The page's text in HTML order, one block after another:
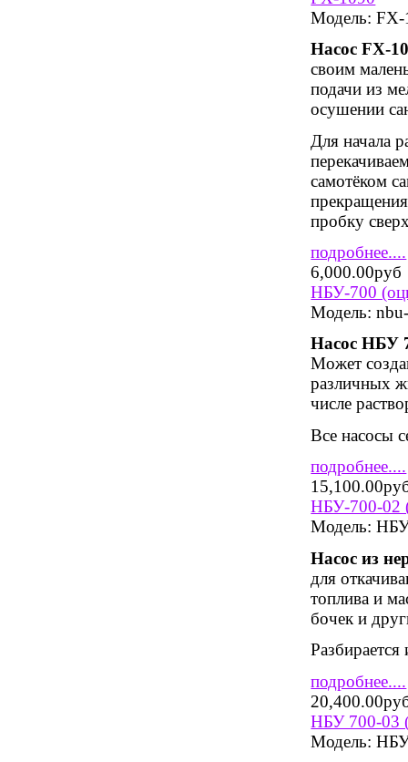
Модель:
НасосFX-
своим
подачи из
осушении
Для начала
самотёком
пробку
подробнее....
6,000.00руб
НБУ-700
Модель:
Насос НБУ
Может
различных
числе
Все насосы
подробнее....
НБУ-700-02
Модель:
Насос из
для
топлива и
бочек и
подробнее....
НБУ 700-03
Модель: НБУ